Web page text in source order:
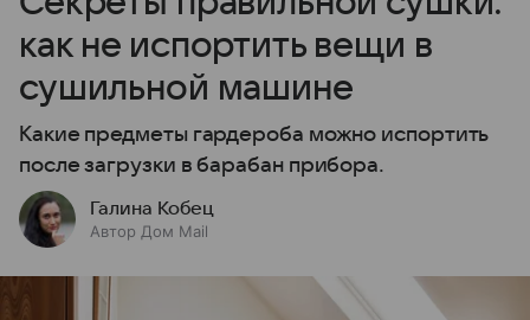
как не испортить вещи в
сушильной машине
Какие предметы гардероба можно испортить
после загрузки в барабан прибора.
Галина Кобец
Автор Дом Mail